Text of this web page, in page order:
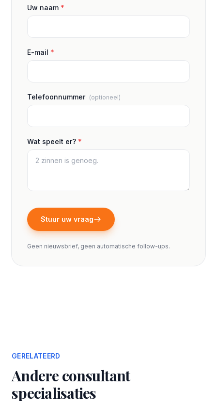
Uw naam *
E-mail *
Telefoonnummer (optioneel)
Wat speelt er? *
Stuur uw vraag
Geen nieuwsbrief, geen automatische follow-ups.
GERELATEERD
Andere consultant
specialisaties